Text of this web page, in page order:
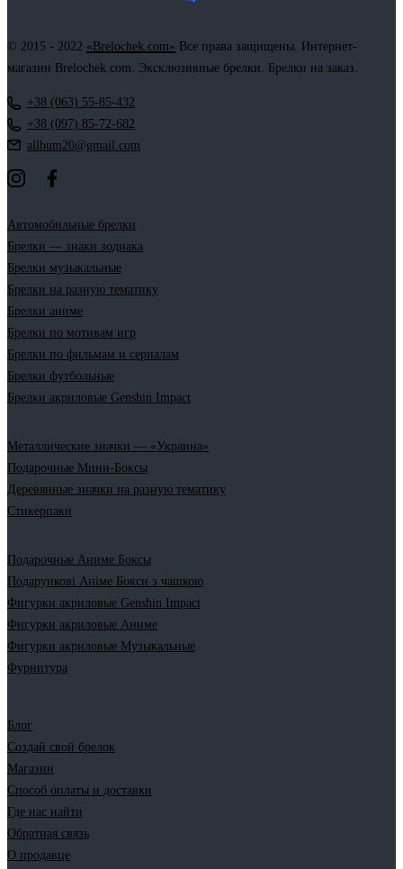
© 2015 - 2022 «Brelochek.com» Все права защищены. Интернет-
магазин Brelochek.com. Эксклюзивные брелки. Брелки на заказ.
+38 (063) 55-85-432
+38 (097) 85-72-682
allbum20@gmail.com
Автомобильные брелки
Брелки — знаки зодиака
Брелки музыкальные
Брелки на разную тематику
Брелки аниме
Брелки по мотивам игр
Брелки по фильмам и сериалам
Брелки футбольные
Брелки акриловые Genshin Impact
Металлические значки — «Украина»
Подарочные Мини-Боксы
Деревянные значки на разную тематику
Стикерпаки
Подарочные Аниме Боксы
Подарункові Аніме Бокси з чашкою
Фигурки акриловые Genshin Impact
Фигурки акриловые Аниме
Фигурки акриловые Музыкальные
Фурнитура
Блог
Создай свой брелок
Магазин
Способ оплаты и доставки
Где нас найти
Обратная связь
О продавце